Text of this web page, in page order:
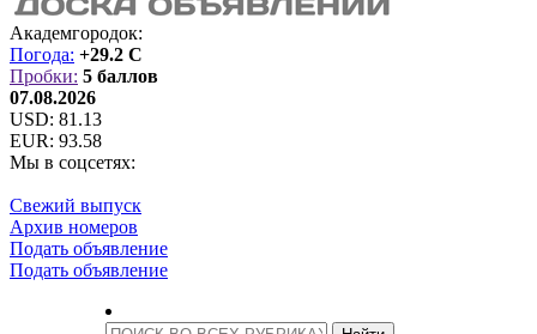
Академгородок:
Погода: +29.2 C
Пробки: 5 баллов
07.08.2026
USD: 81.13
EUR: 93.58
Мы в соцсетях:
Свежий выпуск
Архив номеров
Подать объявление
Подать объявление